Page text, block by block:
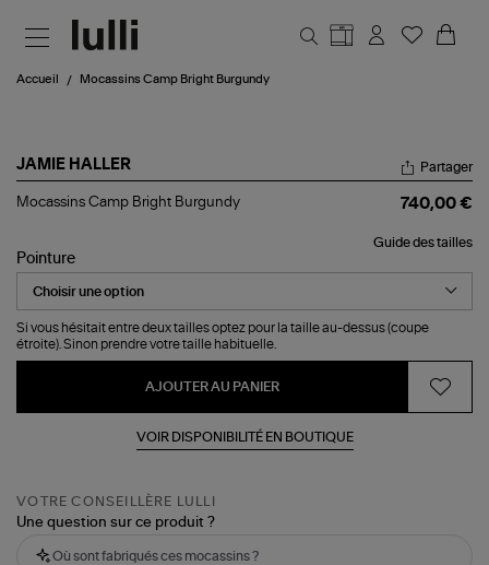
Accueil Mocassins Camp Bright Burgundy
JAMIE HALLER
Mocassins
Burgundy
Partager
Mocassins Camp Bright Burgundy 740,00 €
Guide des tailles
Pointure
Si vous hésitait entre deux tailles optez pour la taille au-dessus (coupe
étroite). Sinon prendre votre taille habituelle.
AJOUTER AU PANIER
VOIR DISPONIBILITÉ EN BOUTIQUE
VOTRE CONSEILLÈRE LULLI
Une question sur ce produit ?
Où sont fabriqués ces mocassins ?